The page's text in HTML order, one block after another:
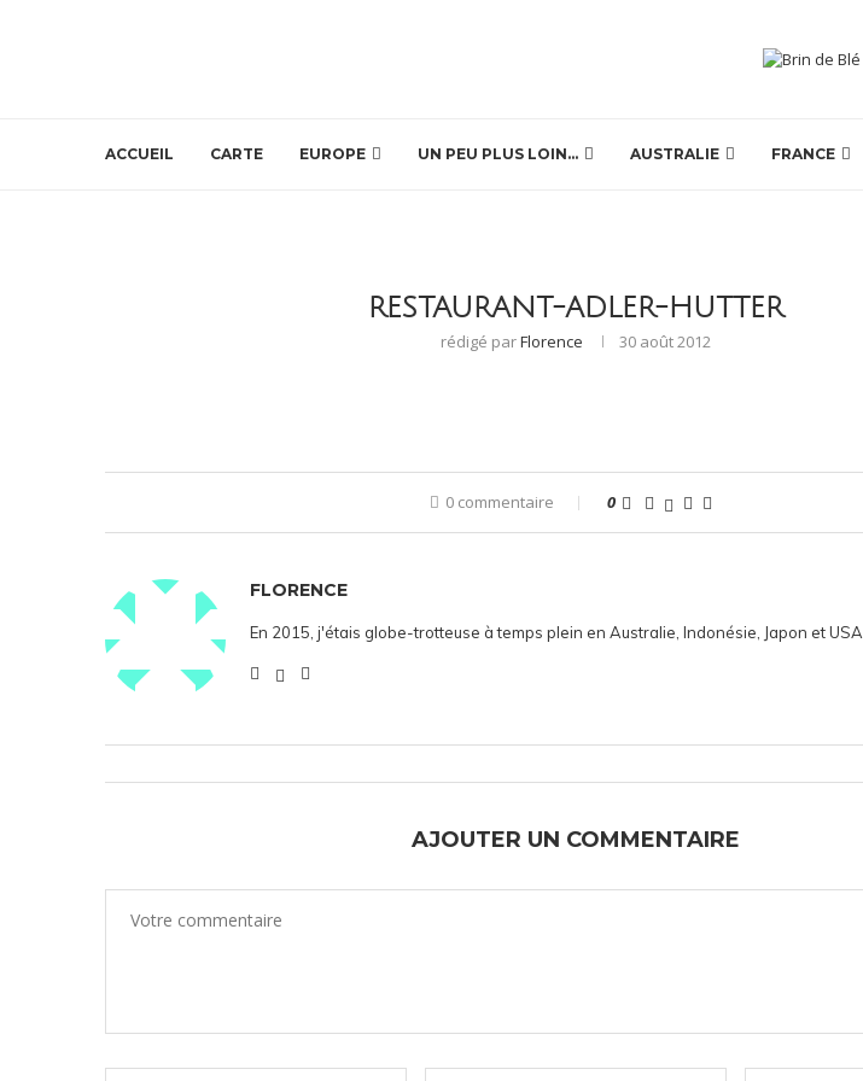
ACCUEIL CARTE EUROPE UN PEU PLUS LOIN… AUSTRALIE FRANCE
RESTAURANT-ADLER-HUTTER
rédigé parFlorence 30 août 2012
0 commentaire 0
FLORENCE
En 2015, j'étais globe-trotteuse à temps plein en Australie, Indonésie, Japon et USA.
AJOUTER UN COMMENTAIRE